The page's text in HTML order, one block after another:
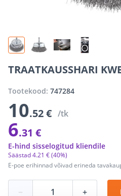
TRAATKAUSSHARI
Tootekood: 747284
10.52 € /tk
6.31 €
E-poe erihinnad võivad erineda
Säästad4.21 €(40%)
E-hind sisselogitud kliendile
− +